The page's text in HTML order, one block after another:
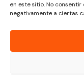
en este sitio. No
negativamente a ciertas
«Financiado por la Unión
autor o autores y no
la Comisión Europea.
pueden ser